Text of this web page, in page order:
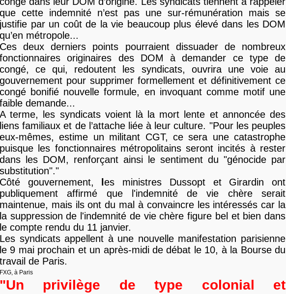
que cette indemnité n’est pas une sur-rémunération mais se
justifie par un coût de la vie beaucoup plus élevé dans les DOM
qu’en métropole...
Ces deux derniers points pourraient dissuader de nombreux
fonctionnaires originaires des DOM à demander ce type de
congé, ce qui, redoutent les syndicats, ouvrira une voie au
gouvernement pour supprimer formellement et définitivement ce
congé bonifié nouvelle formule, en invoquant comme motif une
faible demande...
A terme, les syndicats voient là la mort lente et annoncée des
liens familiaux et de l’attache liée à leur culture. "Pour les peuples
eux-mêmes, estime un militant CGT, ce sera une catastrophe
puisque les fonctionnaires métropolitains seront incités à rester
dans les DOM, renforçant ainsi le sentiment du "génocide par
substitution"."
Côté gouvernement, les ministres Dussopt et Girardin ont
publiquement affirmé que l'indemnité de vie chère serait
maintenue, mais ils ont du mal à convaincre les intéressés car la
la suppression de l'indemnité de vie chère figure bel et bien dans
le compte rendu du 11 janvier.
Les syndicats appellent à une nouvelle manifestation parisienne
le 9 mai prochain et un après-midi de débat le 10, à la Bourse du
travail de Paris.
FXG, à Paris
"Un privilège de type colonial et